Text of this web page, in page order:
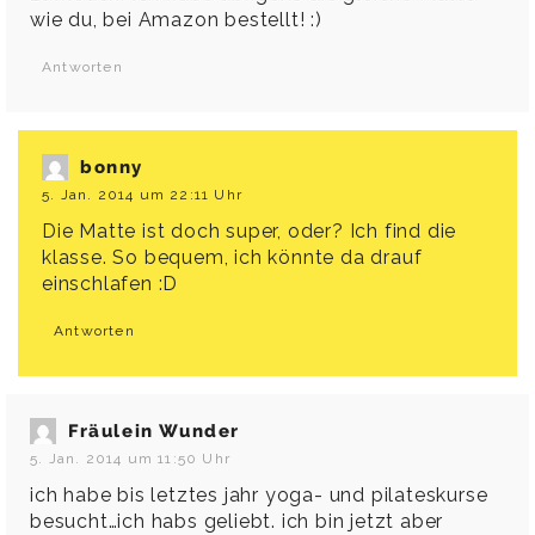
wie du, bei Amazon bestellt! :)
Antworten
bonny
5. Jan. 2014 um 22:11 Uhr
Die Matte ist doch super, oder? Ich find die
klasse. So bequem, ich könnte da drauf
einschlafen :D
Antworten
Fräulein Wunder
5. Jan. 2014 um 11:50 Uhr
ich habe bis letztes jahr yoga- und pilateskurse
besucht…ich habs geliebt. ich bin jetzt aber